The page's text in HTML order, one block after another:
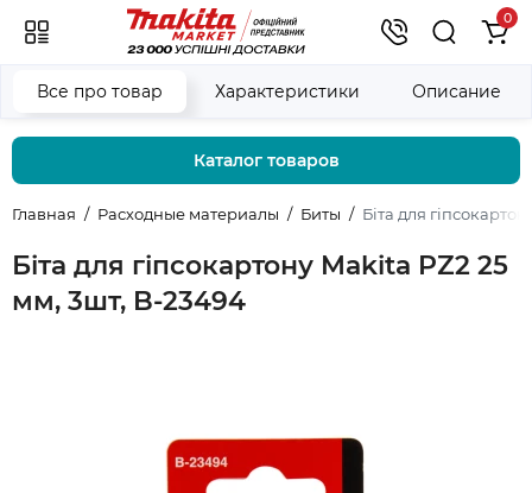
0
Каталог товаров
Главная Расходные материалы Биты Біта для
Біта для гіпсокартону Makita PZ2 25
мм, 3шт, B-23494
Все про товар Характеристики Описание